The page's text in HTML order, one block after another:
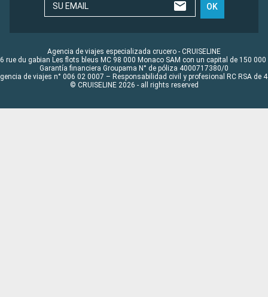
SU EMAIL OK
Agencia de viajes especializada crucero - CRUISELINE
rue du gabian Les flots bleus MC 98 000 Monaco SAM con un capital de 150 000
Garantía financiera Groupama N° de póliza 4000717380/0
de viajes n° 006 02 0007 – Responsabilidad civil y profesional RC RSA de
© CRUISELINE 2026 - all rights reserved